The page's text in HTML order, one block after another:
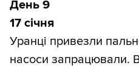
День 9
17 січня
Уранці привезли
насоси запрацювали.